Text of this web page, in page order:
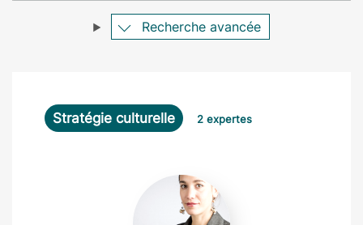
e
Recherche avancée
Stratégie culturelle 2 expertes
Gwenaëlle
De
Kerret